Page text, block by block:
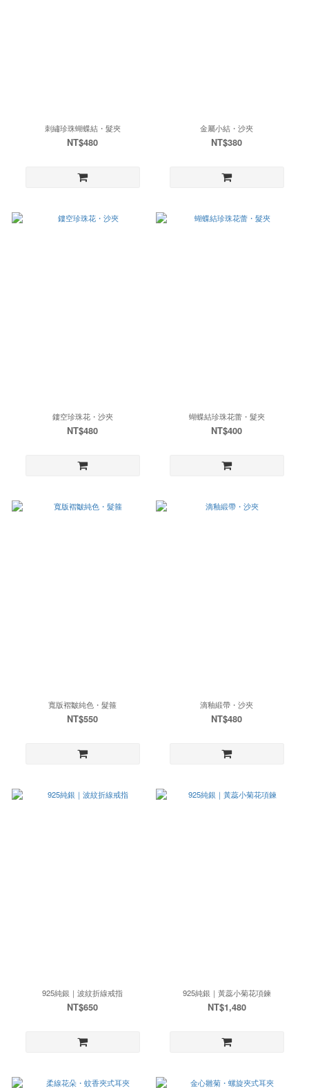
刺繡珍珠蝴蝶結・髮夾
NT$480
金屬小結・沙夾
NT$380
鏤空珍珠花・沙夾
NT$480
蝴蝶結珍珠花蕾・髮夾
NT$400
寬版褶皺純色・髮箍
NT$550
滴釉緞帶・沙夾
NT$480
925純銀｜波紋折線戒指
NT$650
925純銀｜黃蕊小菊花項鍊
NT$1,480